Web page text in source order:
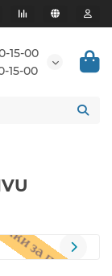
15-00
15-00